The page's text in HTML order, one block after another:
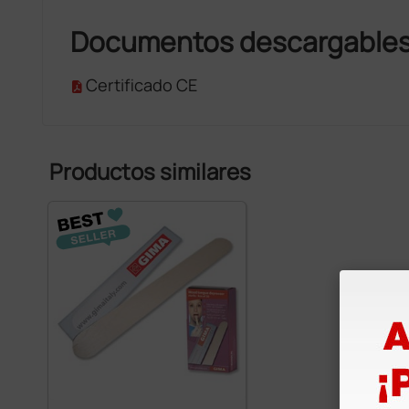
Documentos
Certificado CE
Productos similares